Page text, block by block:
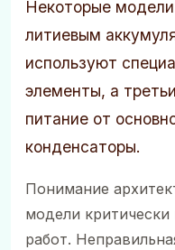
Некоторые
литиевым
используют
элементы, а
питание от
конденсаторы.
Понимание
модели
работ.